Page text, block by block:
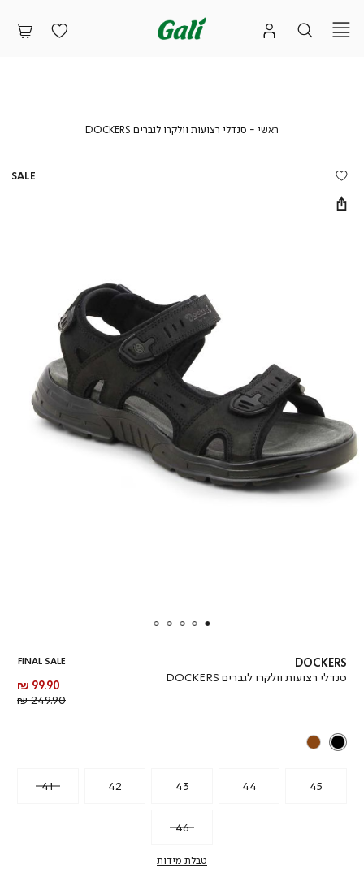
ראשי ראשיסנדלי רצועות וולקרו לגברים DOCKERS
סנדלי
DOCKERS
סנדלי רצועות וולקרו לגברים DOCKERS
FINAL SALE
מחיר
מוצר
99.90 ₪
249.90 ₪
41 42 43 44 45
46
טבלת מידות
SALE